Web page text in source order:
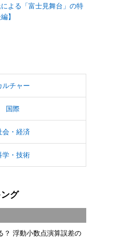
よる「富士見舞台」の特
】
ルチャー
国際
会・経済
学・技術
グ
？ 浮動小数点演算誤差の